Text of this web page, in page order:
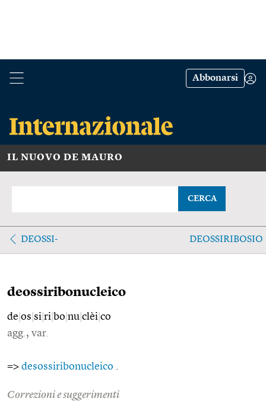
Abbonarsi
IL NUOVO DE MAURO
CERCA
DEOSSI- DEOSSIRIBOSIO
deossiribonucleico
de os si ri bo nu clèi co
agg., var.
=> desossiribonucleico
Correzioni e suggerimenti